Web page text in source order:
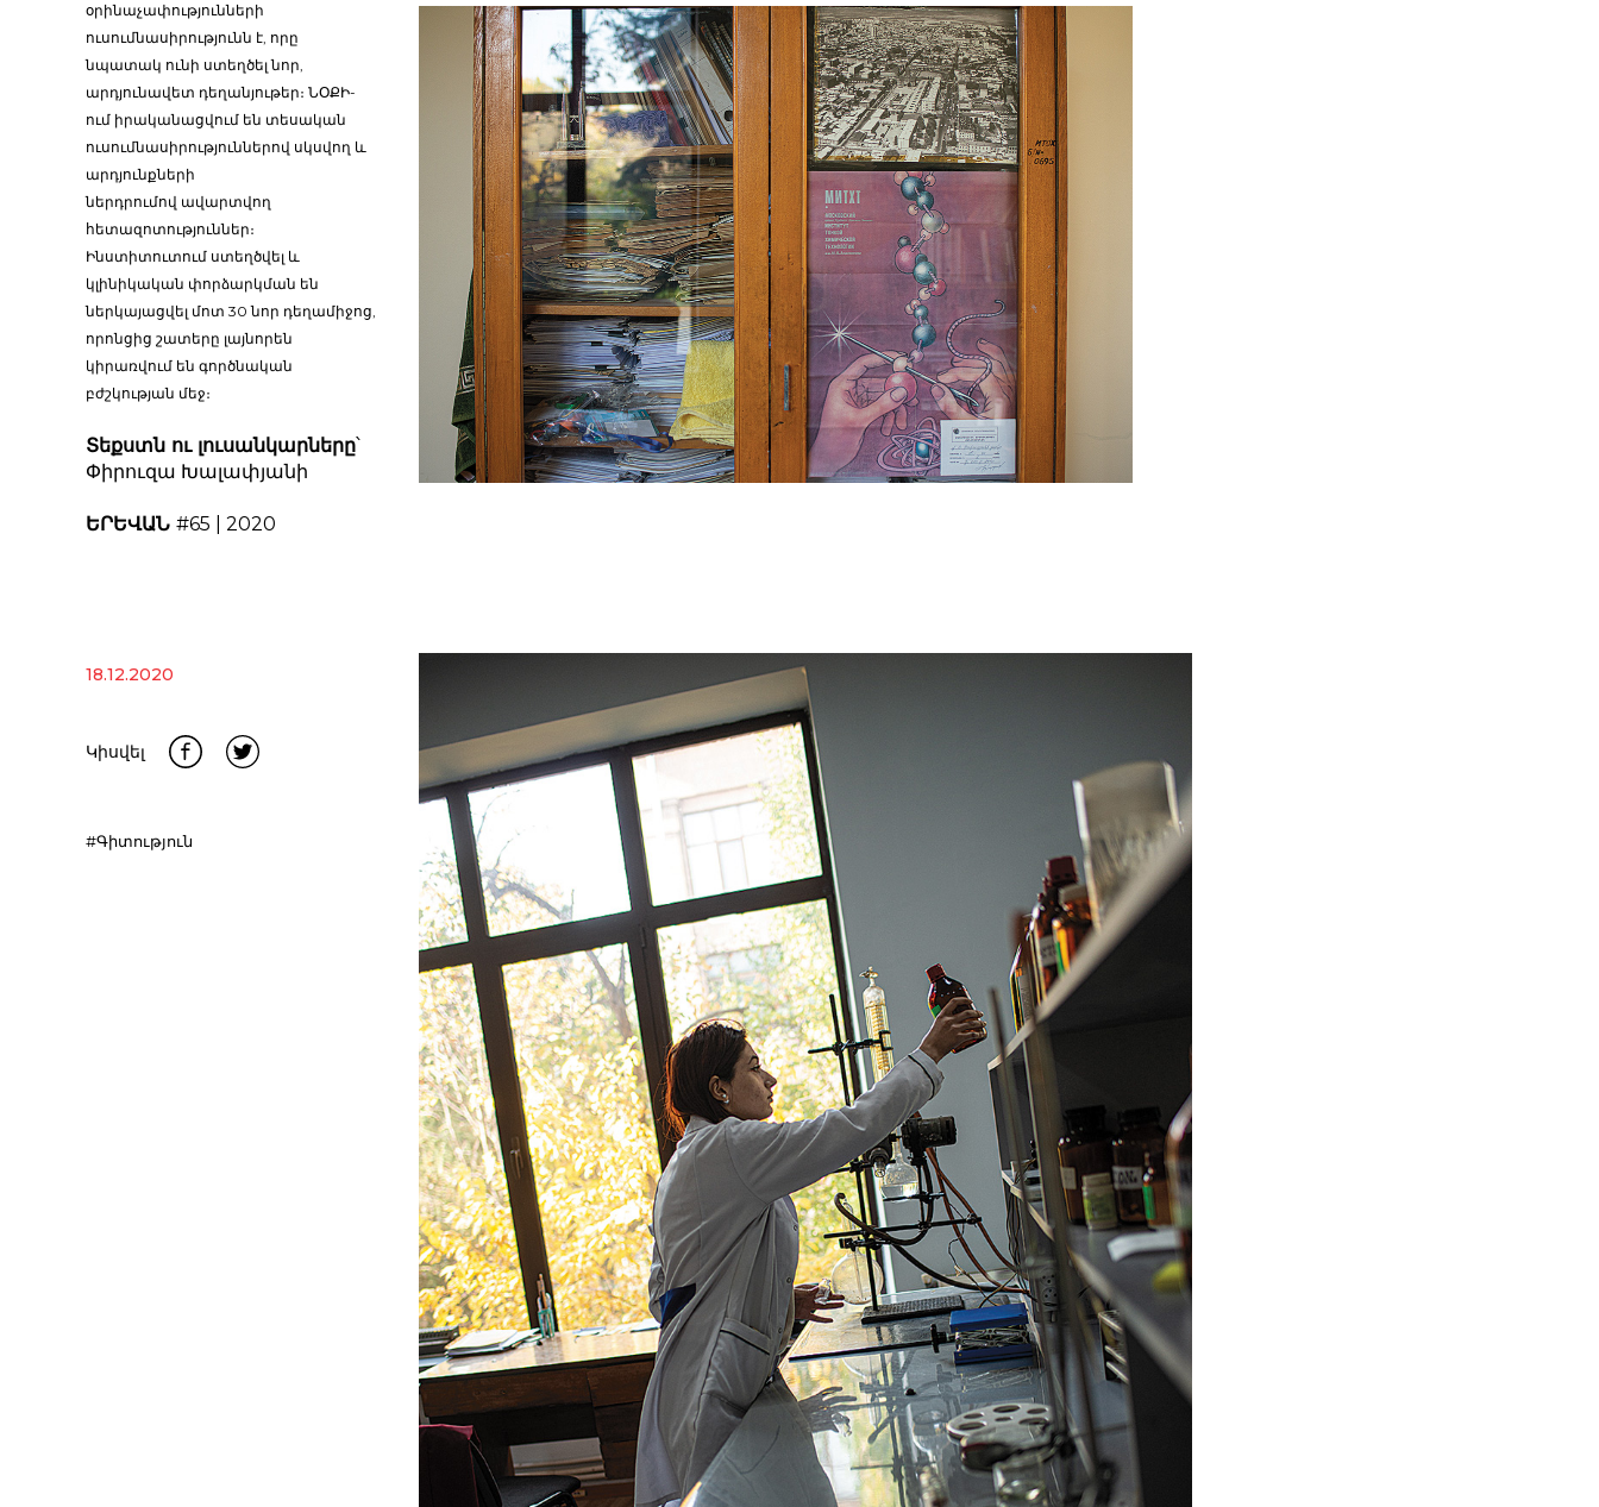
օրինաչափությունների
ուսումնասիրությունն է, որը
նպատակ ունի ստեղծել նոր,
արդյունավետ դեղանյութեր։ ՆՕՔԻ-
ում իրականացվում են տեսական
ուսումնասիրություններով սկսվող և
արդյունքների
ներդրումով ավարտվող
հետազոտություններ։
Ինստիտուտում ստեղծվել և
կլինիկական փորձարկման են
ներկայացվել մոտ 30 նոր դեղամիջոց,
որոնցից շատերը լայնորեն
կիրառվում են գործնական
բժշկության մեջ։
Տեքստն ու լուսանկարները՝
Փիրուզա Խալափյանի
ԵՐԵՎԱՆ #65 | 2020
18.12.2020
Կիսվել
#Գիտություն